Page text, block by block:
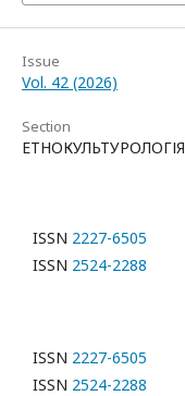
Issue
Vol. 42 (2026)
Section
ЕТНОКУЛЬТУРОЛОГІЯ
ISSN 2227-6505
ISSN 2524-2288
ISSN 2227-6505
ISSN 2524-2288